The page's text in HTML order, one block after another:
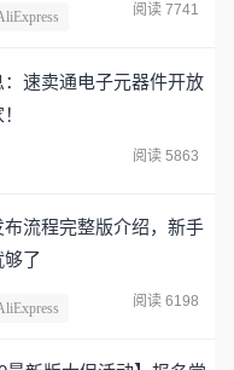
阅读 7741
速卖通电子元器件开放
阅读 5863
流程完整版介绍，新手
了
阅读 6198